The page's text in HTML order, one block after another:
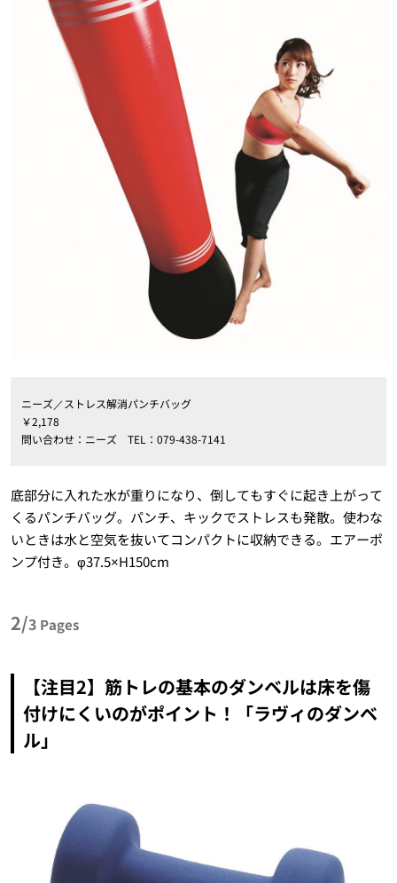
ニーズ／ストレス解消パンチバッグ
￥2,178
問い合わせ：ニーズ TEL：079-438-7141
底部分に入れた水が重りになり、倒してもすぐに起き上がって
くるパンチバッグ。パンチ、キックでストレスも発散。使わな
いときは水と空気を抜いてコンパクトに収納できる。エアーポ
ンプ付き。φ37.5×H150cm
2/3 Pages
【注目2】筋トレの基本のダンベルは床を傷
付けにくいのがポイント！「ラヴィのダンベ
ル」